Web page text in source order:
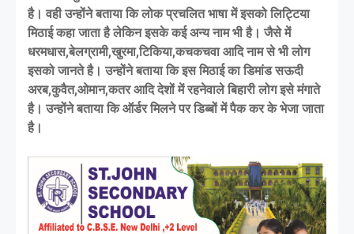
है। वही उन्होंने बताया कि लोक प्रचलित भाषा में इसको लिट्टिया
मिठाई कहा जाता है लेकिन इसके कई अन्य नाम भी है। जैसे में
धरमधास,बेलग्रामी,खुरमा,टिकिया,कचकचवा आदि नाम से भी लोग
इसको जानते है। उन्होंने बताया कि इस मिठाई का डिमांड सऊदी
अरब,कुवैत,ओमान,कतर आदि देशों में रहनेवाले बिहारी लोग इसे मंगाते
है। उन्होंने बताया कि ऑर्डर मिलने पर डिब्बों में पैक कर के भेजा जाता
है।